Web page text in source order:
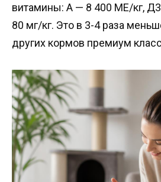
витамины: А — 8 400 МЕ/кг,
80 мг/кг. Это в 3-4 раза
других кормов премиум